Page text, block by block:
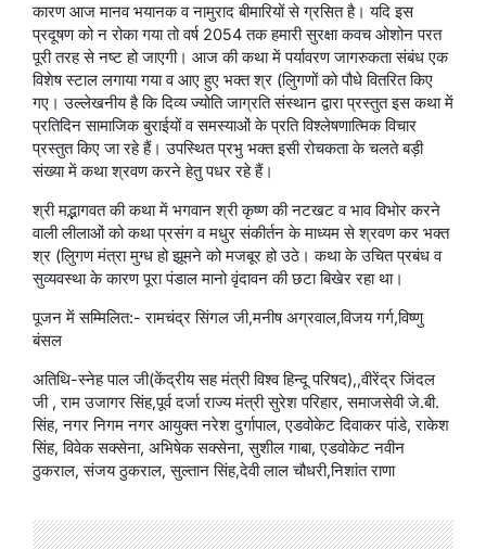
कारण आज मानव भयानक व नामुराद बीमारियों से ग्रसित है। यदि इस
प्रदूषण को न रोका गया तो वर्ष 2054 तक हमारी सुरक्षा कवच ओशोन परत
पूरी तरह से नष्ट हो जाएगी। आज की कथा में पर्यावरण जागरुकता संबंध एक
विशेष स्टाल लगाया गया व आए हुए भक्त श्र (लुिगणों को पौधे वितरित किए
गए। उल्लेखनीय है कि दिव्य ज्योति जाग्रति संस्थान द्वारा प्रस्तुत इस कथा में
प्रतिदिन सामाजिक बुराईयों व समस्याओं के प्रति विश्लेषणात्मिक विचार
प्रस्तुत किए जा रहे हैं। उपस्थित प्रभु भक्त इसी रोचकता के चलते बड़ी
संख्या में कथा श्रवण करने हेतु पधर रहे हैं।
श्री मद्भागवत की कथा में भगवान श्री कृष्ण की नटखट व भाव विभोर करने
वाली लीलाओं को कथा प्रसंग व मधुर संकीर्तन के माध्यम से श्रवण कर भक्त
श्र (लुिगण मंत्रा मुग्ध हो झूमने को मजबूर हो उठे। कथा के उचित प्रबंध व
सुव्यवस्था के कारण पूरा पंडाल मानो वृंदावन की छटा बिखेर रहा था।
पूजन में सम्मिलित:- रामचंद्र सिंगल जी,मनीष अग्रवाल,विजय गर्ग,विष्णु
बंसल
अतिथि-स्नेह पाल जी(केंद्रीय सह मंत्री विश्व हिन्दू परिषद),,वीरेंद्र जिंदल
जी , राम उजागर सिंह,पूर्व दर्जा राज्य मंत्री सुरेश परिहार, समाजसेवी जे.बी.
सिंह, नगर निगम नगर आयुक्त नरेश दुर्गापाल, एडवोकेट दिवाकर पांडे, राकेश
सिंह, विवेक सक्सेना, अभिषेक सक्सेना, सुशील गाबा, एडवोकेट नवीन
ठुकराल, संजय ठुकराल, सुल्तान सिंह,देवी लाल चौधरी,निशांत राणा